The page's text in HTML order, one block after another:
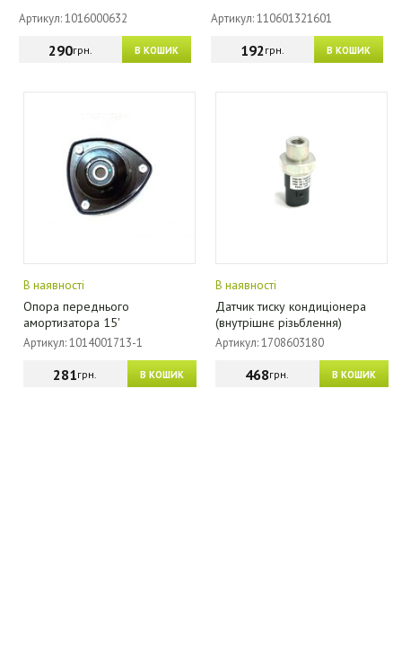
Артикул: 1016000632
В КОШИК
290грн.
Артикул: 110601321601
В КОШИК
192грн.
В наявності
Опора переднього
амортизатора 15'
Артикул: 1014001713-1
В КОШИК
281грн.
В наявності
Датчик тиску кондиціонера
(внутрішнє різьблення)
Артикул: 1708603180
В КОШИК
468грн.